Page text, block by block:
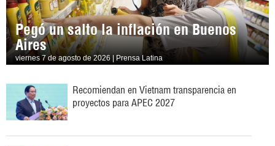
Pegó un salto la inflación en Buenos
Aires
viernes 7 de agosto de 2026 | Prensa Latina
Recomiendan en Vietnam transparencia en
proyectos para APEC 2027